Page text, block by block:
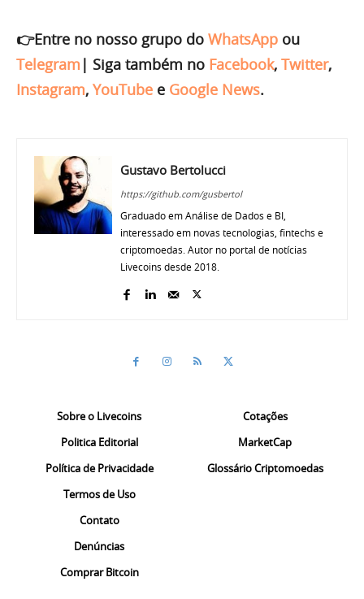
👉Entre no nosso grupo do WhatsApp ou
Telegram | Siga também no Facebook, Twitter,
Instagram, YouTube e Google News.
Gustavo Bertolucci
https://github.com/gusbertol
Graduado em Análise de Dados e BI,
interessado em novas tecnologias, fintechs e
criptomoedas. Autor no portal de notícias
Livecoins desde 2018.
Sobre o Livecoins
Politica Editorial
Política de Privacidade
Termos de Uso
Contato
Denúncias
Comprar Bitcoin
Cotações
MarketCap
Glossário Criptomoedas